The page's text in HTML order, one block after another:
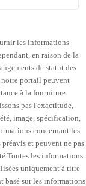
les informations
en raison de la
de statut des
notre portail peuvent
à la fourniture
pas l'exactitude,
image, spécification,
concernant les
et peuvent ne pas
les informations
uniquement à titre
basé sur les informations